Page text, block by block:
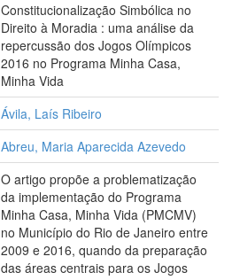
Constitucionalização Simbólica no
Direito à Moradia : uma análise da
repercussão dos Jogos Olímpicos
2016 no Programa Minha Casa,
Minha Vida
Ávila, Laís Ribeiro
Abreu, Maria Aparecida Azevedo
O artigo propõe a problematização
da implementação do Programa
Minha Casa, Minha Vida (PMCMV)
no Município do Rio de Janeiro entre
2009 e 2016, quando da preparação
das áreas centrais para os Jogos